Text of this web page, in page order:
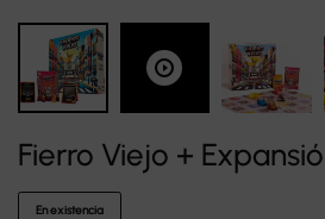
Fierro Viejo +
En existencia